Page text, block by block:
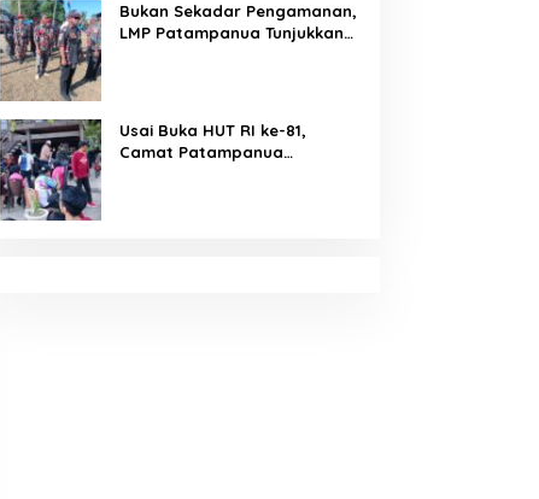
Bukan Sekadar Pengamanan,
LMP Patampanua Tunjukkan
Usai Buka HUT RI ke-81,
Camat Patampanua